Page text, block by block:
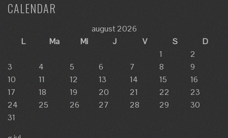
CALENDAR
august 2026
L
Ma Mi J V S
D
1
2
3
4 5 6 7 8
9
10
11 12 13 14 15
16
17
18 19 20 21 22
23
24
25 26 27 28 29
30
31